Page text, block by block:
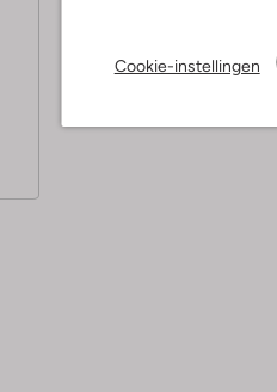
Cookie-instellingen